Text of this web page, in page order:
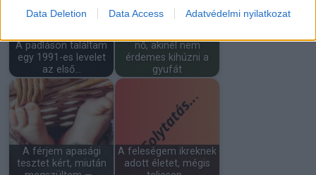
Data Deletion Data Access Adatvédelmi nyilatkozat
A padláson találtam
egy 1991-es levelet
az első…
nő, akinél nem
érdemes kihúzni a
gyufát
A férjem apasági
tesztet kért, miután
A feleségem ikreknek
adott életet, mégis